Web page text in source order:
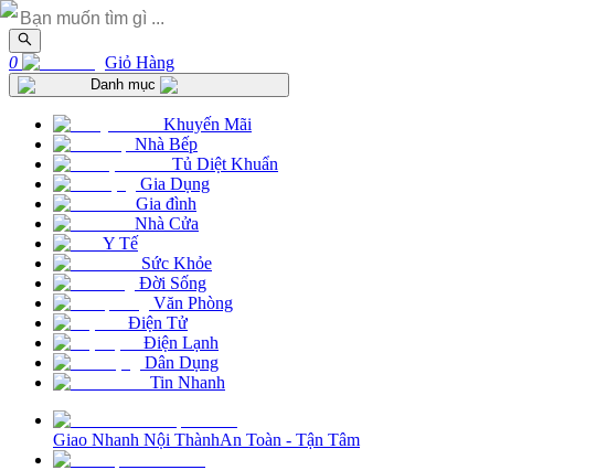
0 Giỏ Hàng
Danh mục
Khuyến Mãi
Nhà Bếp
Tủ Diệt Khuẩn
Gia Dụng
Gia đình
Nhà Cửa
Y Tế
Sức Khỏe
Đời Sống
Văn Phòng
Điện Tử
Điện Lạnh
Dân Dụng
Tin Nhanh
Giao Nhanh Nội ThànhAn Toàn - Tận Tâm